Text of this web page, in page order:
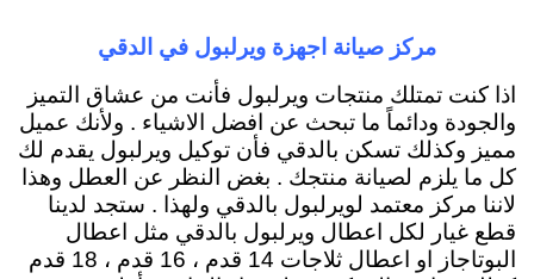
مركز صيانة اجهزة ويرلبول في الدقي
اذا كنت تمتلك منتجات ويرلبول فأنت من عشاق التميز
والجودة ودائماً ما تبحث عن افضل الاشياء . ولأنك عميل
مميز وكذلك تسكن بالدقي فأن توكيل ويرلبول يقدم لك
كل ما يلزم لصيانة منتجك . بغض النظر عن العطل وهذا
لاننا مركز معتمد لويرلبول بالدقي ولهذا . ستجد لدينا
قطع غيار لكل اعطال ويرلبول بالدقي مثل اعطال
البوتاجاز او اعطال ثلاجات 14 قدم ، 16 قدم ، 18 قدم